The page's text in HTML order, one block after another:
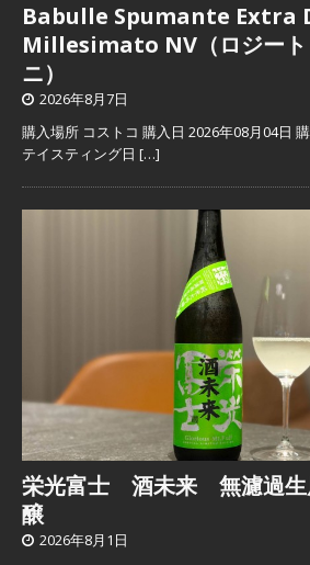
Babulle Spumante Extra
Millesimato NV（ロジー
ニ）
2026年8月7日
購入場所 コストコ 購入日 2026年08月04日
テイスティング日 […]
栄光富士 酒未来 無濾過
醸
2026年8月1日